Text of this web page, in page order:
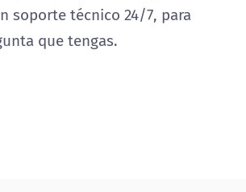
soporte técnico 24/7, para
que tengas.